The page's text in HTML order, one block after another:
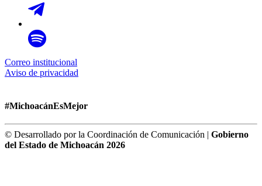
Correo institucional
Aviso de privacidad
#MichoacánEsMejor
© Desarrollado por la Coordinación de Comunicación | Gobierno
del Estado de Michoacán 2026